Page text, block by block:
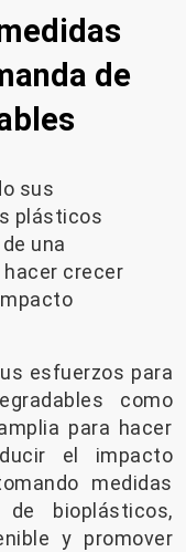
de
sus
plásticos
una
crecer
esfuerzos para
como
para hacer
el impacto
medidas
bioplásticos,
y promover